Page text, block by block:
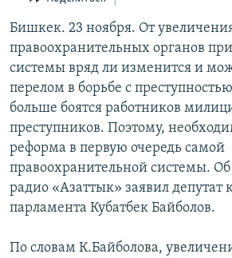
ТОҶИКӢ
TÜRKMENÇE
Все сайты РСЕ/РС
Бишкек. 23 ноября. От
правоохранительных органов
системы вряд ли изменится и
перелом в борьбе с
больше боятся работников
преступников. Поэтому,
реформа в первую очередь самой
правоохранительной системы.
радио «Азаттык» заявил депутат
парламента Кубатбек Байболов.
По словам К.Байболова,